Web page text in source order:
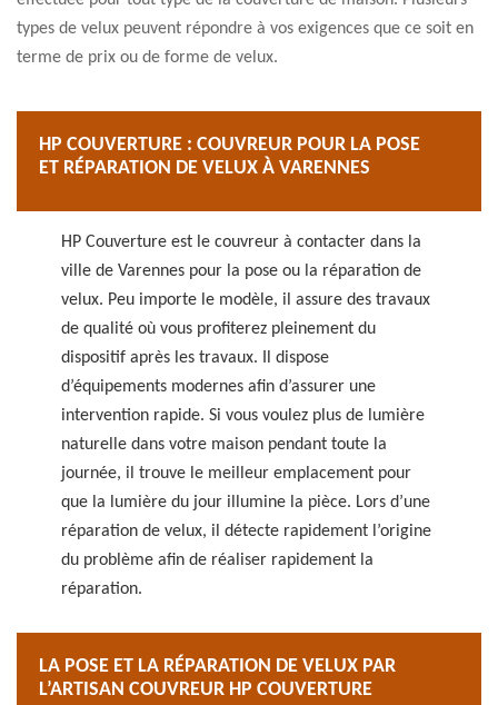
types de velux peuvent répondre à vos exigences que ce soit en
terme de prix ou de forme de velux.
HP COUVERTURE : COUVREUR POUR LA POSE
ET RÉPARATION DE VELUX À VARENNES
HP Couverture est le couvreur à contacter dans la
ville de Varennes pour la pose ou la réparation de
velux. Peu importe le modèle, il assure des travaux
de qualité où vous profiterez pleinement du
dispositif après les travaux. Il dispose
d’équipements modernes afin d’assurer une
intervention rapide. Si vous voulez plus de lumière
naturelle dans votre maison pendant toute la
journée, il trouve le meilleur emplacement pour
que la lumière du jour illumine la pièce. Lors d’une
réparation de velux, il détecte rapidement l’origine
du problème afin de réaliser rapidement la
réparation.
LA POSE ET LA RÉPARATION DE VELUX PAR
L’ARTISAN COUVREUR HP COUVERTURE